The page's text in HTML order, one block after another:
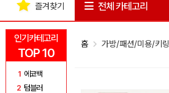
인기카테고리
TOP 10
1 에코백
2 텀블러
즐겨찾기 전체 카테고리
홈 가방/패션/미용/키링